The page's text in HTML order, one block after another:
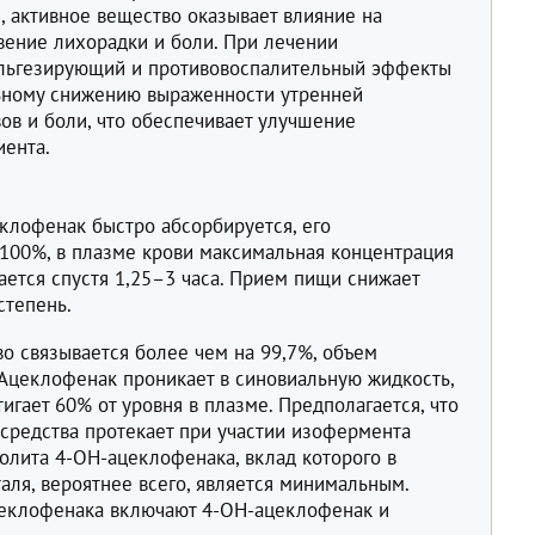
вещество оказывает влияние на
лихорадки и боли. При лечении
и противовоспалительный эффекты
снижению выраженности утренней
и боли, что обеспечивает улучшение
быстро абсорбируется, его
в плазме крови максимальная концентрация
спустя 1,25–3 часа. Прием пищи снижает
связывается более чем на 99,7%, объем
проникает в синовиальную жидкость,
60% от уровня в плазме. Предполагается, что
протекает при участии изофермента
4-ОН-ацеклофенака, вклад которого в
вероятнее всего, является минимальным.
включают 4-ОН-ацеклофенак и